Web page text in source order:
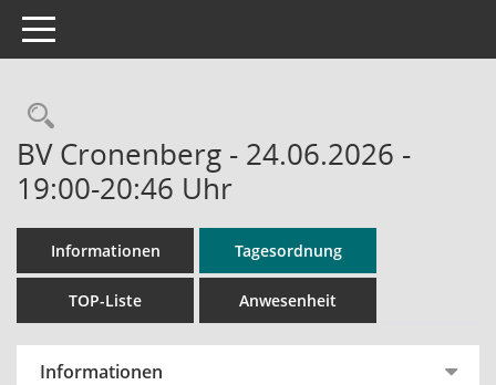
Toggle navigation
Rechercheauswahl
BV Cronenberg - 24.06.2026 -
19:00-20:46 Uhr
Informationen Tagesordnung
TOP-Liste Anwesenheit
Informationen